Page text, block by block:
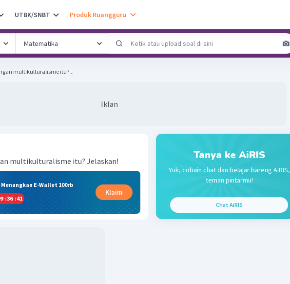
UTBK/SNBT Produk Ruangguru
multikulturalisme itu?...
Iklan
multikulturalisme itu? Jelaskan!
E-Wallet 100rb
:36 :40
Klaim
Tanya ke AiRIS
Yuk, cobain chat dan belajar bareng AiRIS,
teman pintarmu!
Chat AiRIS